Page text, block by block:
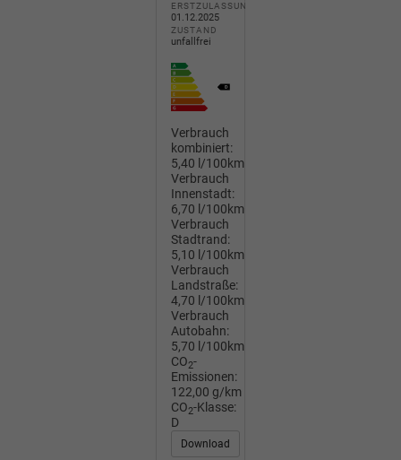
ERSTZULASSUNG
01.12.2025
ZUSTAND
unfallfrei
Verbrauch
kombiniert:
5,40 l/100km
Verbrauch
Innenstadt:
6,70 l/100km
Verbrauch
Stadtrand:
5,10 l/100km
Verbrauch
Landstraße:
4,70 l/100km
Verbrauch
Autobahn:
5,70 l/100km
CO2-
Emissionen:
122,00 g/km
CO2-Klasse:
D
Download